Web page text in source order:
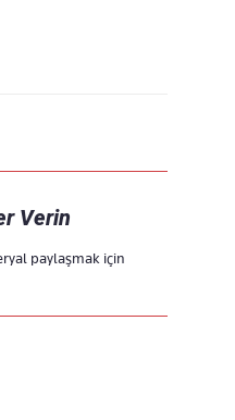
Verin
paylaşmak için